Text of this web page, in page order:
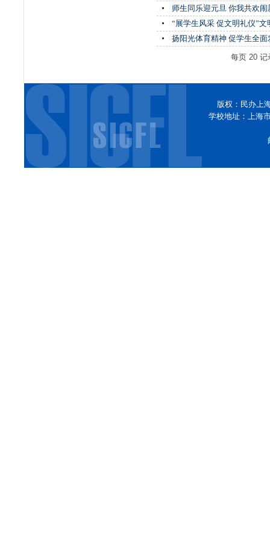
师生同乐迎元旦 你我共欢闹
“展学生风采 促文明礼仪”
扬阳光体育精神 促学生全面
每页 20
版权：民办上
学校地址：上海